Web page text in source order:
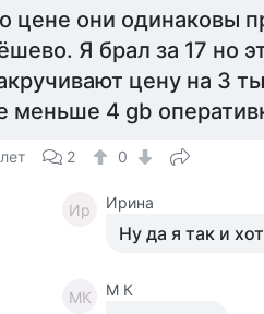
цене они одинаковы
Я брал за 17 но
цену на 3
меньше 4 gb
2 0
Ир Ирина
Ну да я так и
MК M К